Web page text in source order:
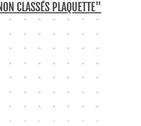
CLASSÉS PLAQUETTE"